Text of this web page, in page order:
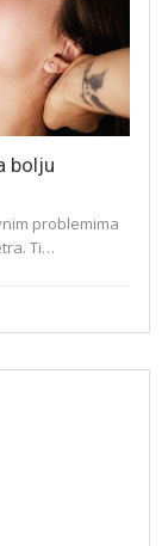
bolju
problemima
Ti…